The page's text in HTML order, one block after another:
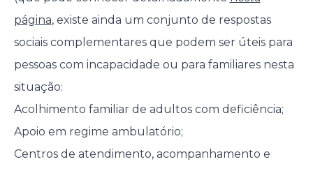
página, existe ainda um conjunto de respostas
sociais complementares que podem ser úteis para
pessoas com incapacidade ou para familiares nesta
situação:
Acolhimento familiar de adultos com deficiência;
Apoio em regime ambulatório;
Centros de atendimento, acompanhamento e